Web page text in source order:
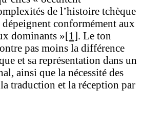
de l’histoire tchèque
dépeignent conformément aux
dominants »[1]. Le ton
pas moins la différence
et sa représentation dans un
ainsi que la nécessité des
traduction et la réception par